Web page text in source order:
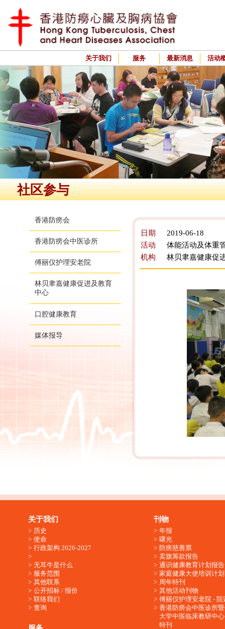
关于我们 服务 最新消息 活动
社区参与
香港防痨会
香港防痨会中医诊所
傅丽仪护理安老院
林贝聿嘉健康促进及教育
中心
口腔健康教育
媒体报导
日期
2019-06-18
活动
体能活动及体重
机构
林贝聿嘉健康促
关于我们
历史
使命
行政架构 2026-2027
无耳牛是什么
服务范围
其他联系
公开招标 / 报价
联络我们
查询
刊物
年报
曙光
防痨慈善票
卖旗筹款报告
通识健康教育计划报告
家庭健康大使培训计划
周年特刊
其他活动刊物
傅丽仪护理安老院 - 院
香港防痨会中医诊所
大学中医临床教研中
特刊